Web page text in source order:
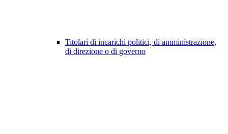
Titolari di incarichi politici, di amministrazione,
di direzione o di governo